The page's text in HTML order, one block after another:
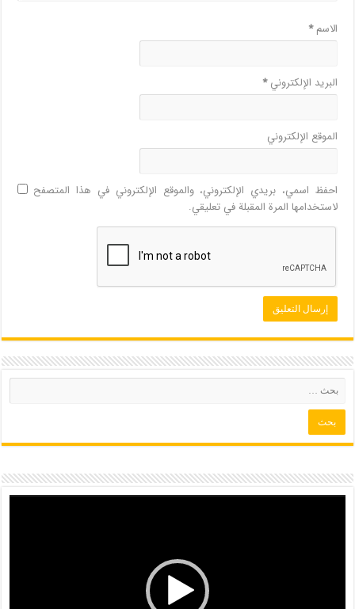
الاسم*
البريد الإلكتروني*
الموقع الإلكتروني
احفظ اسمي، بريدي الإلكتروني، والموقع الإلكتروني في هذا المتصفح
لاستخدامها المرة المقبلة في تعليقي.